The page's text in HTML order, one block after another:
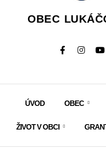
OBEC
ÚVOD OBEC
ŽIVOT V OBCI